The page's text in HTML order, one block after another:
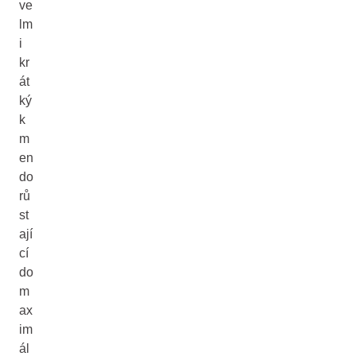
ve
lm
i
kr
át
ký
k
m
en
do
rů
st
ají
cí
do
m
ax
im
ál